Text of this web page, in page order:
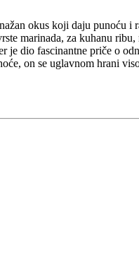
okus koji daju punoću
marinada, za kuhanu
dio fascinantne priče o
on se uglavnom hrani